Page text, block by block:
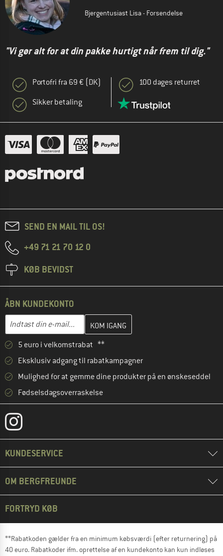
Bjergentusiast Lisa - Forsendelse
"Vi gør alt for at din pakke hurtigt når frem til dig."
Portofri fra 69 € (DK)
Sikker betaling
100 dages returret
SEND EN MAIL TIL OS!
+49 71 21 70 12 0
KØB BEVIDST
ÅBN KUNDEKONTO
E-mail-adresse
Indtast din e-mailadresse her, og opret i næste trin din
5 euro i velkomstrabat **
Eksklusiv adgang til rabatkampagner
Mulighed for at gemme dine produkter på en ønskeseddel
Fødselsdagsoverraskelse
KUNDESERVICE
OM BERGFREUNDE
FORTRYD KØB
**Rabatkoden gælder fra en minimum købsværdi (efter returnering) på
40 euro. Rabatkoder ifm. oprettelse af en kundekonto kan kun indløses